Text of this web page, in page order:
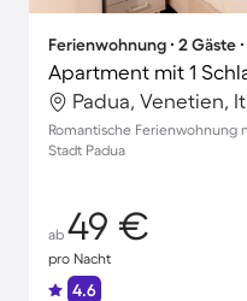
Ferienwohnung ∙ 2 Gäste
Apartment mit 1
Padua, Venetien,
Romantische Ferienwohnung
Stadt Padua
ab 49 €
pro Nacht
4.6